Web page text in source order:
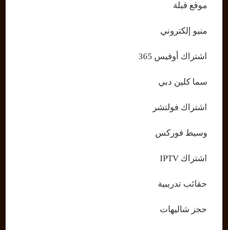
موقع قبلة
منيو إلكتروني
اشتراك أوفيس 365
سما كلين دبي
اشتراك فولتشر
وسيط فوركس
اشتراك IPTV
حقائب تدريبية
حجز شاليهات